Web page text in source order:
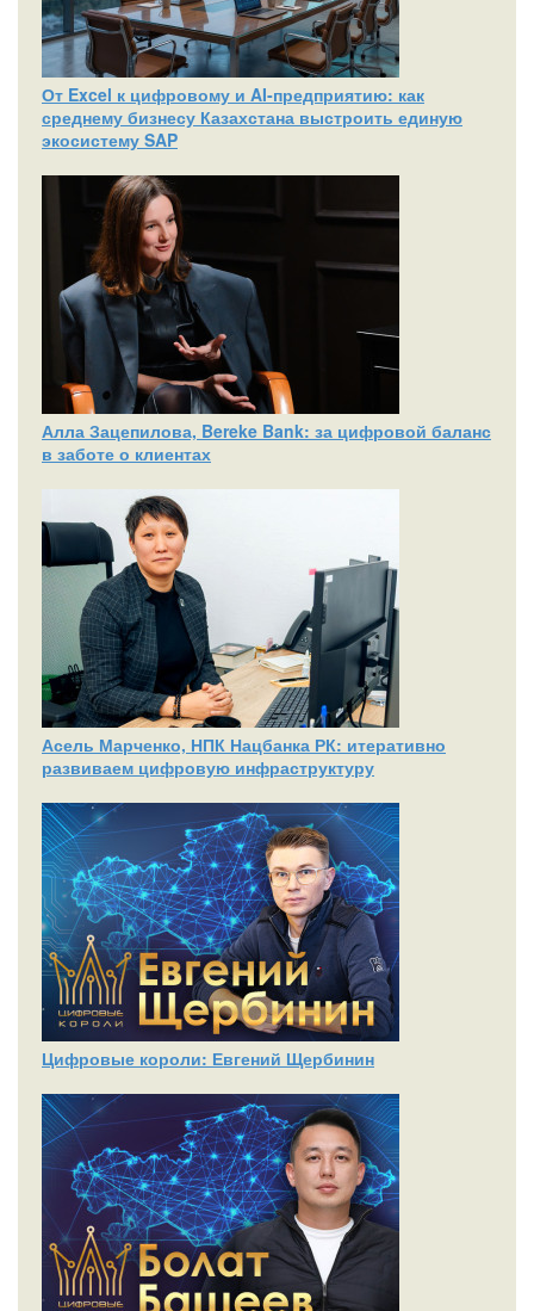
От Excel к цифровому и AI‑предприятию: как
среднему бизнесу Казахстана выстроить единую
экосистему SAP
Алла Зацепилова, Bereke Bank: за цифровой баланс
в заботе о клиентах
Асель Марченко, НПК Нацбанка РК: итеративно
развиваем цифровую инфраструктуру
Цифровые короли: Евгений Щербинин